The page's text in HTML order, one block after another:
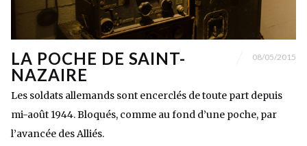
LA POCHE DE SAINT-
NAZAIRE
08/05/2015
Les soldats allemands sont encerclés de toute part depuis
mi-août 1944. Bloqués, comme au fond d’une poche, par
l’avancée des Alliés.